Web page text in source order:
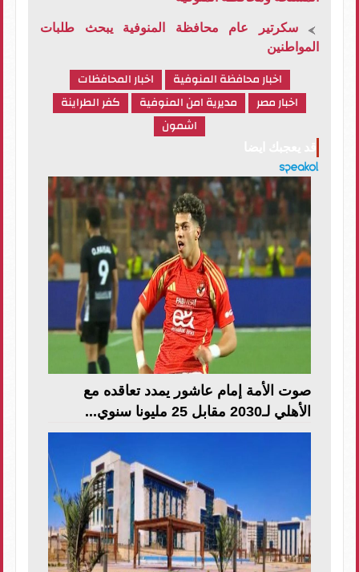
سكرتير عام محافظة المنوفية يبحث طلبات
المواطنين
اخبار محافظة المنوفية
اخبار المحافظات
اخبار مصر
مديرية امن المنوفية
كفر الطراينة
اشمون
صوت الأمة إمام عاشور يمدد تعاقده مع
الأهلي لـ2030 مقابل 25 مليونا سنوي...